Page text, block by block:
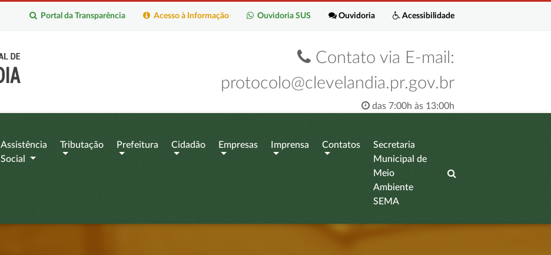
Acessibilidade
Ouvidoria
Ouvidoria SUS
Acesso à Informação
Portal da Transparência
Contato via E-mail:
protocolo@clevelandia.pr.gov.br
das 7:00h às 13:00h
Assistência
Social
Tributação Prefeitura Cidadão Empresas Imprensa Contatos
Secretaria
Municipal de
Meio
Ambiente
SEMA